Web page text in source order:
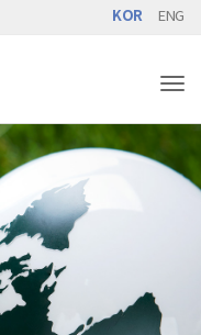
KOR ENG